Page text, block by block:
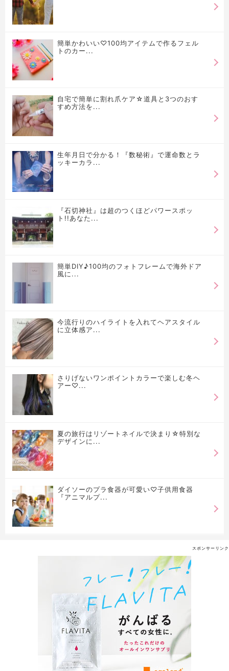
簡単かわいい♡100均アイテムで作るフェル
トのカー...
自宅で簡単に割れ爪ケア☆道具と3つのおす
すめ方法を...
生年月日で分かる！『数秘術』で運命数とラ
ッキーカラ...
『石切神社』は超のつくほどパワースポッ
ト!!あなた...
簡単DIY♪100均のフォトフレームで海外ドア
風に...
今流行りのハイライトを入れてヘアスタイル
に立体感ア...
さりげないワンポイントカラーで楽しむ冬ヘ
アー♡...
夏の旅行はリゾートネイルで決まり☆特別な
デザインに...
ダイソーのプラ食器が可愛い♡子供用食器
『アニマルプ...
スポンサーリンク